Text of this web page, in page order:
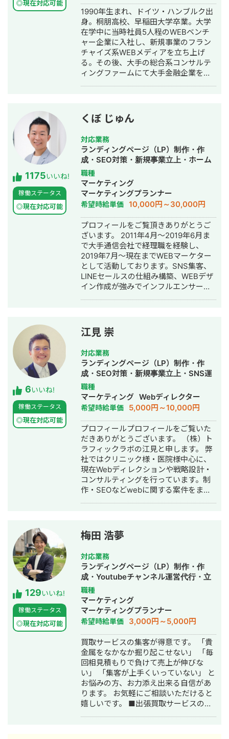
◎現在対応可能
1990年生まれ、ドイツ・ハンブルク出
身。桐朋高校、早稲田大学卒業。大学
在学中に当時社員5人程のWEBベンチ
ャー企業に入社し、新規事業のフラン
チャイズ系WEBメディアを立ち上げ
る。その後、大手の総合系コンサルテ
ィングファームにて大手金融企業を顧
1175いいね!
稼働ステータス
◎現在対応可能
くぼ じゅん
対応業務
ランディングページ（LP）制作・作
成・SEO対策・新規事業立上・ホーム
ページ制作・作成・リスティング広告
運用代行
職種
マーケティング
マーケティングプランナー
希望時給単価 10,000円～30,000円
プロフィールをご覧頂きありがとうご
ざいます。 2011年4月～2019年6月ま
で大手通信会社で経理職を経験し、
2019年7月～現在までWEBマーケター
として活動しております。SNS集客、
LINEセールスの仕組み構築、WEBデザ
イン作成が強みでインフルエンサーの
6いいね!
稼働ステータス
◎現在対応可能
江見 崇
対応業務
ランディングページ（LP）制作・作
成・SEO対策・新規事業立上・SNS運
用代行・記事作成代行・ライティン
グ・翻訳・ホームページ制作・作成・
バナー制作・デザイン・ロゴデザイ
ン・作成・イラスト制作・リスティン
グ広告運用代行
職種
マーケティング Webディレクター
希望時給単価 5,000円～10,000円
プロフィールプロフィールをご覧いた
だきありがとうございます。 （株）ト
ラフィックラボの江見と申します。 弊
社ではクリニック様・医院様中心に、
現在Webディレクションや戦略設計・
コンサルティングを行っています。制
作・SEOなどwebに関する案件をまる
また、常にレスを早めに対応を心がけ
ておりまして24時間365日対応が可能
です。 実際、弊社は地域名＋施術で上
位表示が得意得意で、かなりの施術名
をハックしています。 また、医療広告
ガイドライン、薬機法にも対応した知
見もあり安全性にも対応しておりま
す。 ■実績■ ・某美容系ビックワード
で圏外→10位以内（半年） ・美容施術
系ビッグワード 2位 ・新規患者数PV
が3ヶ月で２倍 ・半年で新規患者数が
1.5倍！
129いいね!
稼働ステータス
◎現在対応可能
梅田 浩夢
対応業務
ランディングページ（LP）制作・作
成・Youtubeチャンネル運営代行・立
ち上げ・SEO対策・SNS運用代行・記
事作成代行・ライティング・ホームペ
ージ制作・作成・リスティング広告運
用代行・オウンドメディア制作・構
築・運用代行
職種
マーケティング
マーケティングプランナー
希望時給単価 3,000円～5,000円
買取サービスの集客が得意です。 「貴
金属をなかなか掘り起こせない」 「毎
回相見積もりで負けて売上が伸びな
い」 「集客が上手くいっていない」 と
お悩みの方、お力添え出来る自信があ
ります。 お気軽にご相談いただけると
嬉しいです。 ■出張買取サービスの集